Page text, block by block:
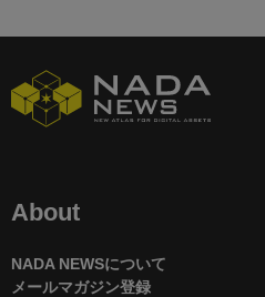
About
NADA NEWSについて
メールマガジン登録